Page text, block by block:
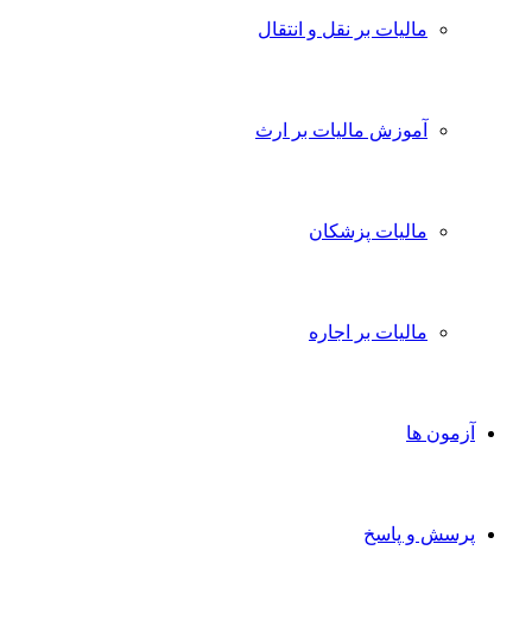
مالیات بر نقل و انتقال
آموزش مالیات بر ارث
مالیات پزشکان
مالیات بر اجاره
آزمون ها
پرسش و پاسخ